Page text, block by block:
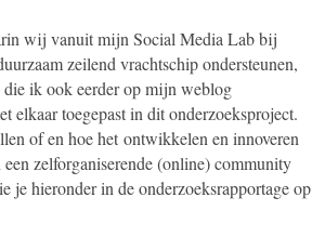
wij vanuit mijn Social Media Lab bij
zeilend vrachtschip ondersteunen,
die ik ook eerder op mijn weblog
elkaar toegepast in dit onderzoeksproject.
of en hoe het ontwikkelen en innoveren
zelforganiserende (online) community
hieronder in de onderzoeksrapportage op